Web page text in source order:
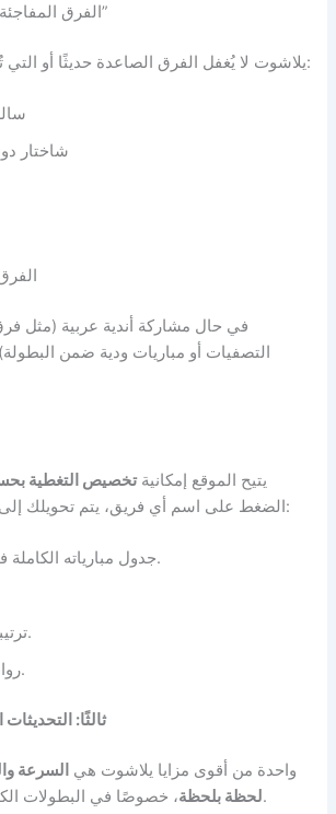
الفرق المفاجئة أو “الحصان الأسود”
يلاشوت لا يُغفل الفرق الصاعدة حديثًا أو التي تُحدث مفاجآت، مثل:
شاختار
في حال مشاركة أندية عربية (مثل
التصفيات أو مباريات ودية ضمن
يتيح الموقع إمكانيةتخصيص التغطية
الضغط على اسم أي فريق، يتم تحويلك إلى صفحة تحتوي على:
جدول مبارياته الكاملة في دوري الأبطال.
ترتيبه في المجموعة.
روابط البث القادمة.
ثالثًا:
واحدة من أقوى مزايا يلاشوت هي السرعة
لحظة بلحظة، خصوصًا في البطولات الكبرى كدوري الأبطال.